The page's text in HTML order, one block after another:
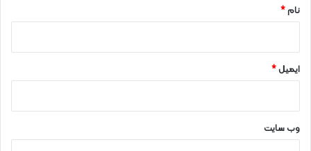
نام*
ایمیل*
وب‌ سایت